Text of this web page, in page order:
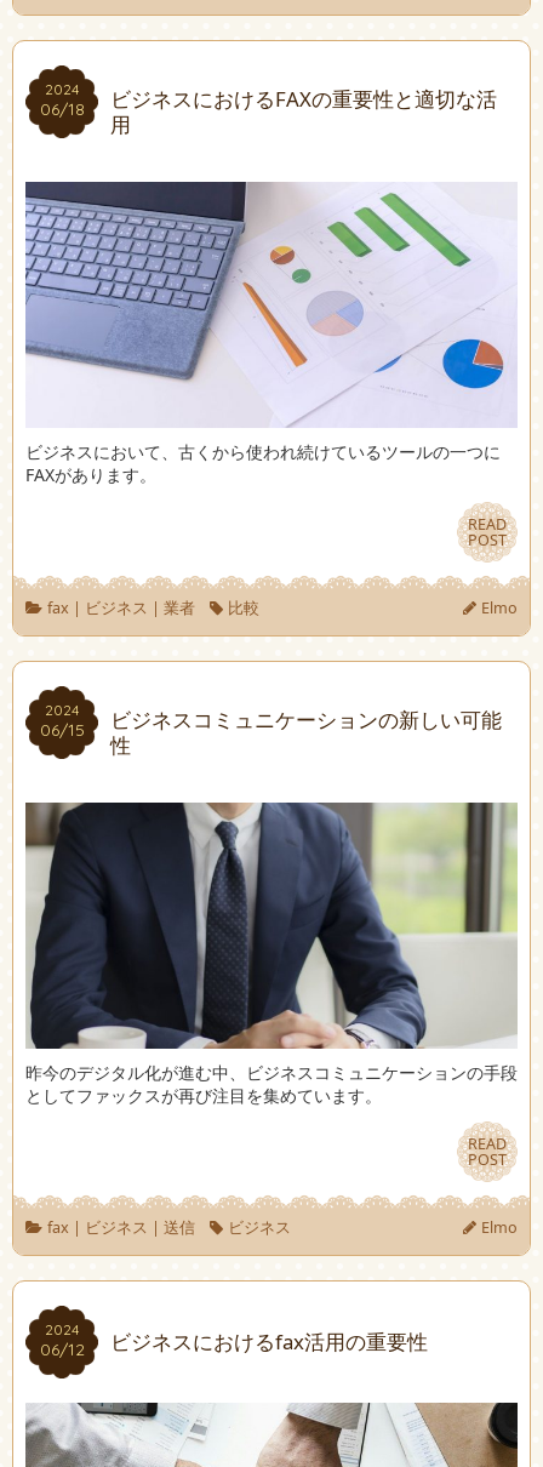
2024
06/18
2024
06/18
ビジネスにおけるFAXの重要性と適切な活
用
ビジネスにおいて、古くから使われ続けているツールの一つに
FAXがあります。
READ
POST
READ
POST
fax | ビジネス | 業者 比較 Elmo
2024
06/15
2024
06/15
ビジネスコミュニケーションの新しい可能
性
昨今のデジタル化が進む中、ビジネスコミュニケーションの手段
としてファックスが再び注目を集めています。
READ
POST
READ
POST
fax ビジネス 送信 ビジネス Elmo
2024
06/12
2024
06/12 ビジネスにおけるfax活用の重要性